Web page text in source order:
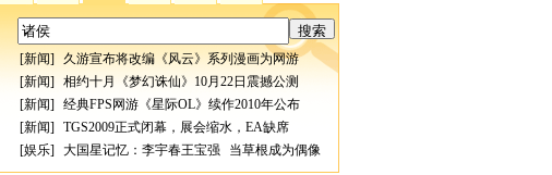
[新闻] 久游宣布将改编《风云》系列漫画为网游
[新闻] 相约十月《梦幻诛仙》10月22日震撼公测
[新闻] 经典FPS网游《星际OL》续作2010年公布
[新闻] TGS2009正式闭幕，展会缩水，EA缺席
[娱乐] 大国星记忆：李宇春王宝强 当草根成为偶像